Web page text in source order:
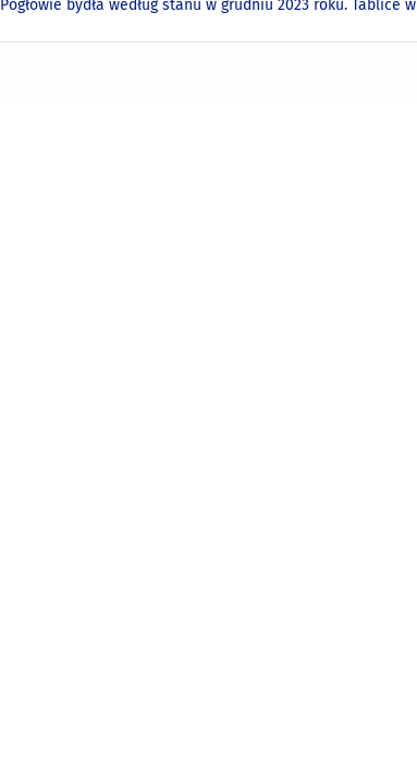
Pogłowie bydła według stanu w grudniu 2023 roku. Tablice